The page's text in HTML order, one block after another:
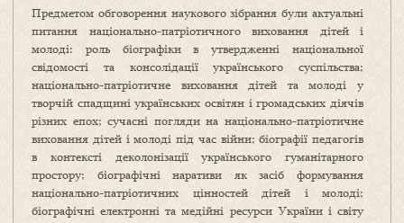
Предметом обговорення наукового зібрання були актуальні
питання національно-патріотичного виховання дітей і
молоді: роль біографіки в утвердженні національної
свідомості та консолідації українського суспільства;
національно-патріотичне виховання дітей та молоді у
творчій спадщині українських освітян і громадських діячів
різних епох; сучасні погляди на національно-патріотичне
виховання дітей і молоді під час війни; біографії педагогів
в контексті деколонізації українського гуманітарного
простору; біографічні наративи як засіб формування
національно-патріотичних цінностей дітей і молоді;
біографічні електронні та медійні ресурси України і світу